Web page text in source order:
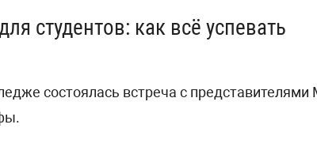
студентов: как всё успевать
состоялась встреча с